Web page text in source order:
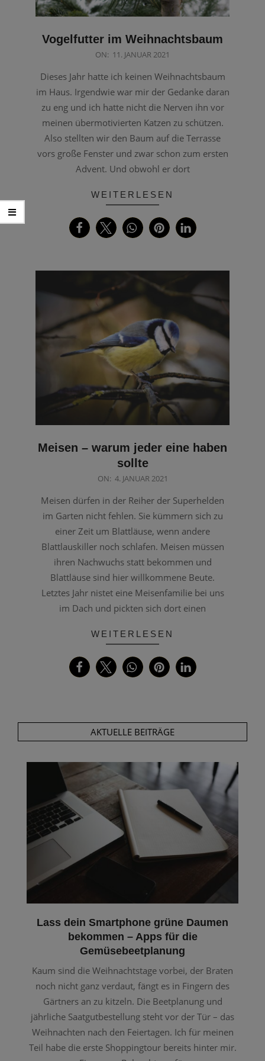
Vogelfutter im Weihnachtsbaum
ON: 11. JANUAR 2021
Dieses Jahr hatte ich keinen Weihnachtsbaum
im Haus. Irgendwie war mir der Gedanke daran
zu eng und ich hatte nicht die Nerven ihn vor
meinen übermotivierten Katzen zu schützen.
Also stellten wir den Baum auf die Terrasse
vors große Fenster und zwar schon zum ersten
Advent. Und obwohl er dort
WEITERLESEN
Meisen – warum jeder eine haben
sollte
ON: 4. JANUAR 2021
Meisen dürfen in der Reiher der Superhelden
im Garten nicht fehlen. Sie kümmern sich zu
einer Zeit um Blattläuse, wenn andere
Blattlauskiller noch schlafen. Meisen müssen
ihren Nachwuchs statt bekommen und
Blattläuse sind hier willkommene Beute.
Letztes Jahr nistet eine Meisenfamilie bei uns
im Dach und pickten sich dort einen
WEITERLESEN
AKTUELLE BEITRÄGE
Lass dein Smartphone grüne Daumen
bekommen – Apps für die
Gemüsebeetplanung
Kaum sind die Weihnachtstage vorbei, der Braten
noch nicht ganz verdaut, fängt es in Fingern des
Gärtners an zu kitzeln. Die Beetplanung und
jährliche Saatgutbestellung steht vor der Tür – das
Weihnachten nach den Feiertagen. Ich für meinen
Teil habe die erste Shoppingtour bereits hinter mir.